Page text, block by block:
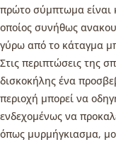
πρώτο σύμπτωμα είναι
οποίος συνήθως
γύρω από το κάταγμα
Στις περιπτώσεις της
δισκοκήλης ένα
περιοχή μπορεί να
ενδεχομένως να
όπως μυρμήγκιασμα,